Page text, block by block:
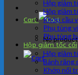
Cart
No
Hộp giảm
Hộp giảm
Khớp cầu
Phụ tùng
Phụ tùng
Hộp giảm tốc cối
Hộp giảm
Bánh răng
Khớp nối